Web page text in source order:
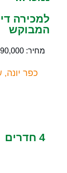
המבוקש
מחיר: 2,290,000
כפר
4 חדרים